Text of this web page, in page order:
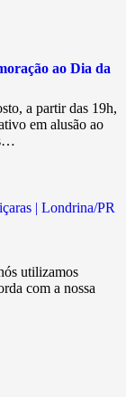
ao Dia da
a partir das 19h,
em alusão ao
| Londrina/PR
utilizamos
com a nossa